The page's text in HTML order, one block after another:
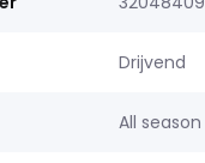
Drijvend
All season